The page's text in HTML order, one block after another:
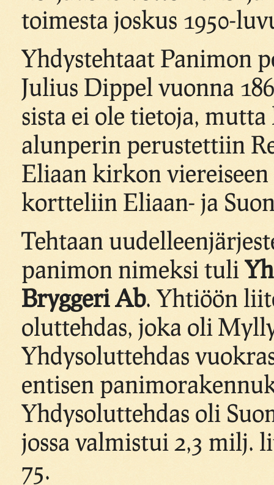
toimesta joskus 1950-
Yhdystehtaat Panimon
Julius Dippel vuonna
sista ei ole tietoja,
alunperin perustettiin
Eliaan kirkon
kortteliin Eliaan- ja
Tehtaan
panimon nimeksi tuli
Bryggeri Ab. Yhtiöön
oluttehdas, joka oli
Yhdysoluttehdas
entisen
Yhdysoluttehdas oli
jossa valmistui 2,3 milj.
75.